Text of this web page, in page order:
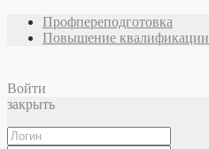
Профпереподготовка
Повышение квалификации
Войти
закрыть